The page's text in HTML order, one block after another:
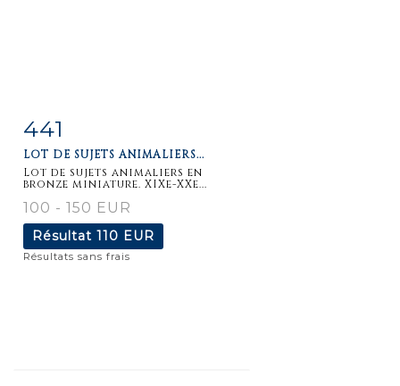
Fiche
détaillée
441
LOT DE SUJETS ANIMALIERS...
Lot de sujets animaliers en
bronze miniature. XIXe-XXe...
100 - 150 EUR
Résultat 110 EUR
Résultats sans frais